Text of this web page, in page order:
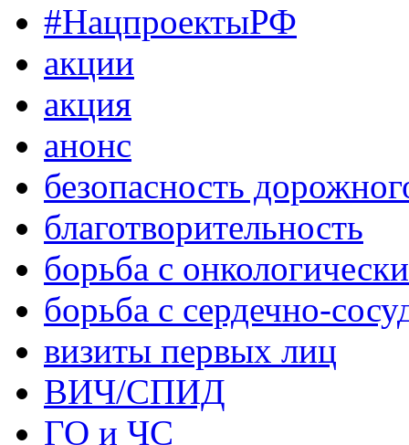
#НацпроектыРФ
акции
акция
анонс
безопасность
благотворительность
борьба с
борьба с сердечно-
визиты первых лиц
ВИЧ/СПИД
ГО и ЧС